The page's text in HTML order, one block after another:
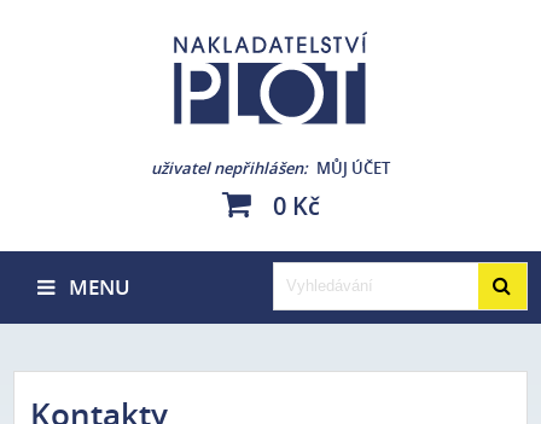
uživatel nepřihlášen MŮJ ÚČET
0 Kč
MENU
Kontakty